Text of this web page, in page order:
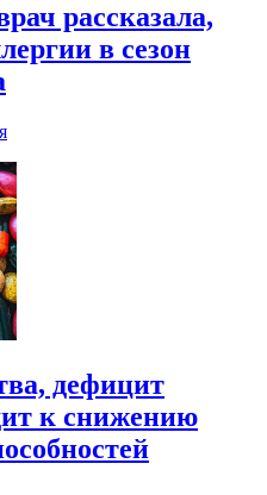
рассказала,
в сезон
дефицит
к снижению